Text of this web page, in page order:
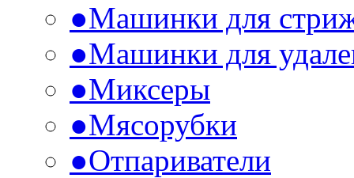
●Машинки для
●Машинки для
●Миксеры
●Мясорубки
●Отпариватели